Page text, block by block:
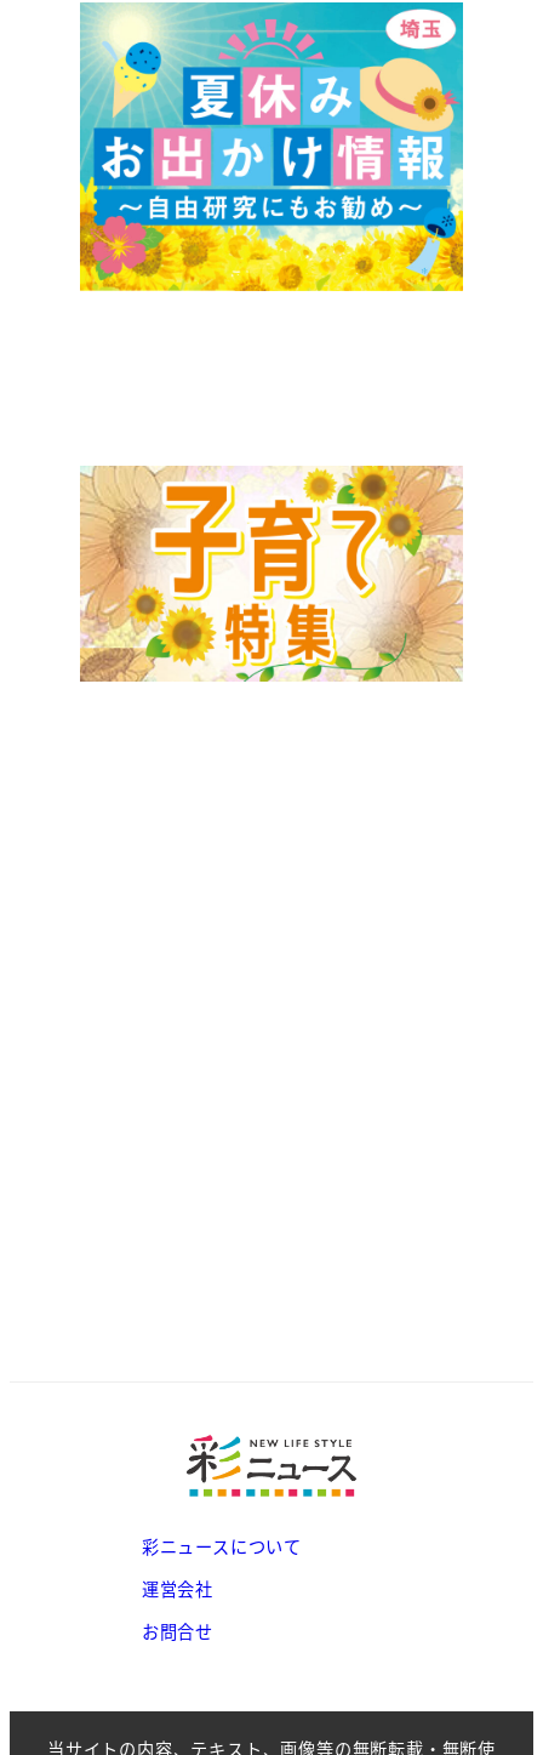
彩ニュースについて
運営会社
お問合せ
当サイトの内容、テキスト、画像等の無断転載・無断使